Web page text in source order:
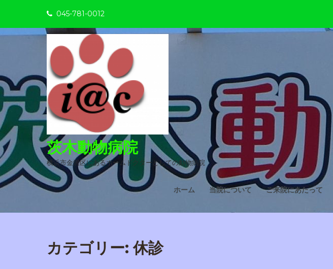
content
045-781-0012
茨木動物病院
横浜市金沢区にあるホームドクターとしての動物病院
ホーム 当院について ご来院にあたって
カテゴリー:休診